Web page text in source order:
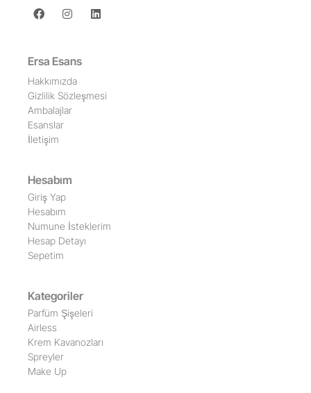
Ersa Esans
Hakkımızda
Gizlilik Sözleşmesi
Ambalajlar
Esanslar
İletişim
Hesabım
Giriş Yap
Hesabım
Numune İsteklerim
Hesap Detayı
Sepetim
Kategoriler
Parfüm Şişeleri
Airless
Krem Kavanozları
Spreyler
Make Up